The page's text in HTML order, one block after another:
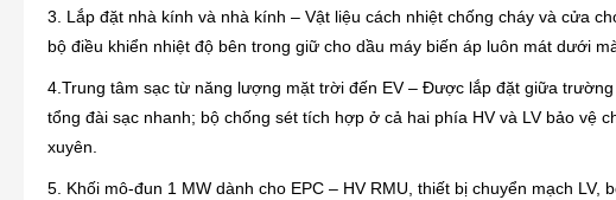
3. Lắp đặt nhà kính và nhà kính – Vật liệu cách nhiệt chống cháy và cửa
bộ điều khiển nhiệt độ bên trong giữ cho dầu máy biến áp luôn mát dưới
4.Trung tâm sạc từ năng lượng mặt trời đến EV – Được lắp đặt giữa
tổng đài sạc nhanh; bộ chống sét tích hợp ở cả hai phía HV và LV bảo vệ
xuyên.
5. Khối mô-đun 1 MW dành cho EPC – HV RMU, thiết bị chuyển mạch